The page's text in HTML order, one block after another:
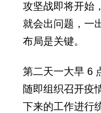
攻坚战即将开始
就会出问题，一
布局是关键。
第二天一大早 6
随即组织召开疫
下来的工作进行